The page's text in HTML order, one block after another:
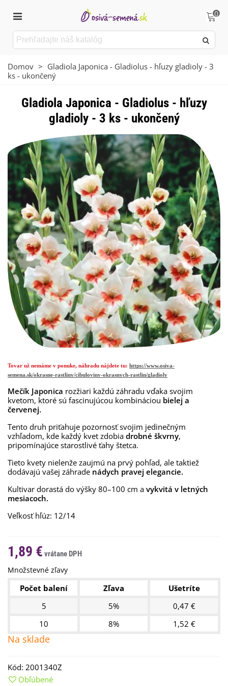
0
Domov > Gladiola Japonica - Gladiolus - hľuzy gladioly - 3
ks - ukončený
Gladiola Japonica - Gladiolus - hľuzy
gladioly - 3 ks - ukončený
Tovar už nemáme v ponuke, náhradu nájdete tu: https://www.osiva-
semena.sk/okrasne-rastliny/cibuloviny-okrasnych-rastlin/gladioly
Mečík Japonica rozžiari každú záhradu vďaka svojim
kvetom, ktoré sú fascinujúcou kombináciou bielej a
červenej.
Tento druh priťahuje pozornosť svojim jedinečným
vzhľadom, kde každý kvet zdobia drobné škvrny,
pripomínajúce starostlivé ťahy štetca.
Tieto kvety nielenže zaujmú na prvý pohľad, ale taktiež
dodávajú vašej záhrade nádych pravej elegancie.
Kultivar dorastá do výšky 80–100 cm a vykvitá v letných
mesiacoch.
Veľkosť hľúz: 12/14
1,89 €
Množstevné zľavy
Počet balení Zľava
Ušetríte
5
5%
0,47 €
10
8% 1,52 €
Na sklade
Kód: 2001340Z
Obľúbené